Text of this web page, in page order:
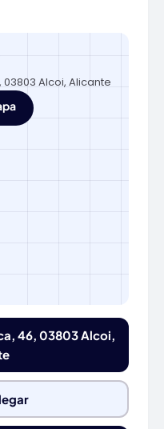
Alcoi, Alicante
46, 03803 Alcoi,